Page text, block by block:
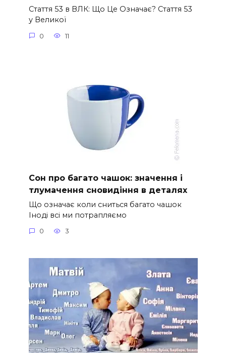
Стаття 53 в ВЛК: Що Це Означає? Стаття 53
у Великої
0 11
Сон про багато чашок: значення і
тлумачення сновидіння в деталях
Що означає коли сниться багато чашок
Іноді всі ми потрапляємо
0 3